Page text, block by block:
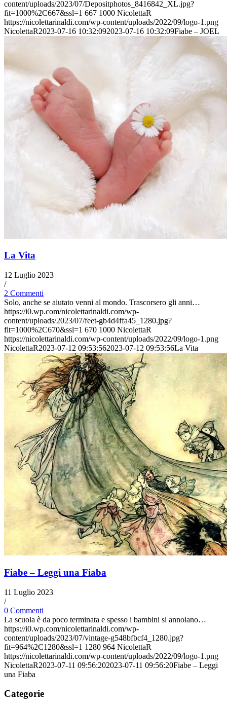
content/uploads/2023/07/Depositphotos_8416842_XL.jpg?
fit=1000%2C667&ssl=1 667 1000 NicolettaR
https://nicolettarinaldi.com/wp-content/uploads/2022/09/logo-1.png
NicolettaR2023-07-16 10:32:092023-07-16 10:32:09Fiabe – JOEL
La Vita
12 Luglio 2023
/
2 Commenti
Solo, anche se aiutato venni al mondo. Trascorsero gli anni…
https://i0.wp.com/nicolettarinaldi.com/wp-
content/uploads/2023/07/feet-gb4d4ffa45_1280.jpg?
fit=1000%2C670&ssl=1 670 1000 NicolettaR
https://nicolettarinaldi.com/wp-content/uploads/2022/09/logo-1.png
NicolettaR2023-07-12 09:53:562023-07-12 09:53:56La Vita
Fiabe – Leggi una Fiaba
11 Luglio 2023
/
0 Commenti
La scuola è da poco terminata e spesso i bambini si annoiano…
https://i0.wp.com/nicolettarinaldi.com/wp-
content/uploads/2023/07/vintage-g548bfbcf4_1280.jpg?
fit=964%2C1280&ssl=1 1280 964 NicolettaR
https://nicolettarinaldi.com/wp-content/uploads/2022/09/logo-1.png
NicolettaR2023-07-11 09:56:202023-07-11 09:56:20Fiabe – Leggi
una Fiaba
Categorie